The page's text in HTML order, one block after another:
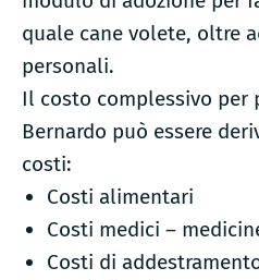
quale cane volete, oltre
personali.
Il costo complessivo per
Bernardo può essere
costi:
Costi alimentari
Costi medici –
Costi di